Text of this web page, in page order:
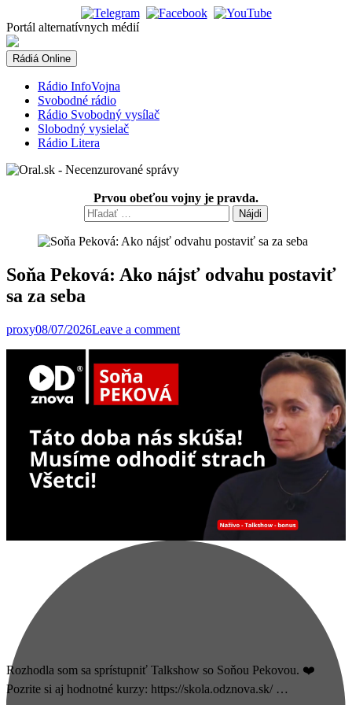
to
content
Portál alternatívnych médií
Rádiá Online
Rádio InfoVojna
Svobodné rádio
Rádio Svobodný vysílač
Slobodný vysielač
Rádio Litera
Prvou obeťou vojny je pravda.
Hľadať:
Soňa Peková: Ako nájsť odvahu postaviť
sa za seba
proxy08/07/2026Leave a comment
Rozhodla som sa sprístupniť Talkshow so Soňou Pekovou. ❤️
Pozrite si aj hodnotné kurzy: https://skola.odznova.sk/ …